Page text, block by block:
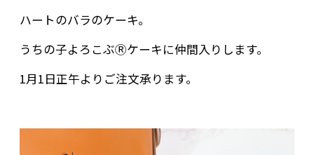
ハートのバラのケーキ。
うちの子よろこぶⓇケーキに仲間入りします。
1月1日正午よりご注文承ります。